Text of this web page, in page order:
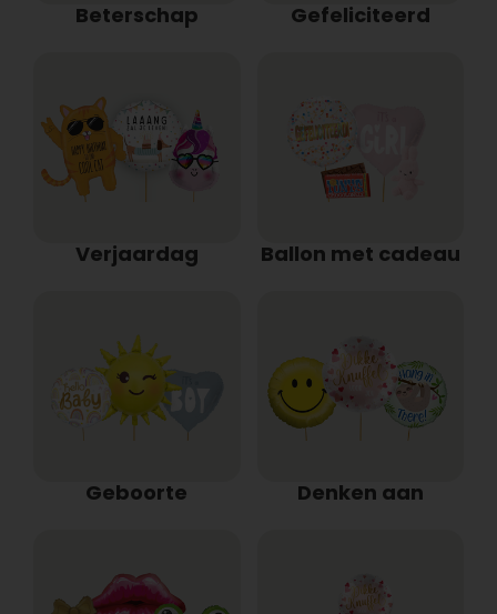
Beterschap Gefeliciteerd
Verjaardag Ballon met cadeau
Geboorte Denken aan